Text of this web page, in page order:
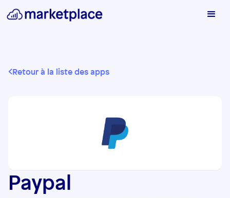
Retour à la liste des apps
Paypal